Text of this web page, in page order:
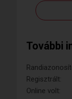
További
Regisztrált:
Online volt: